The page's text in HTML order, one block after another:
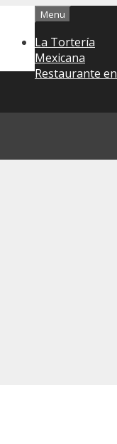
Menu
La Tortería
Mexicana
Restaurante en